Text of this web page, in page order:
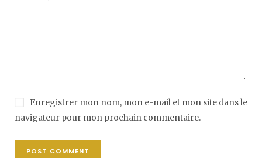
Enregistrer mon nom, mon e-mail et mon site dans le
navigateur pour mon prochain commentaire.